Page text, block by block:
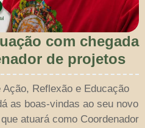
com chegada
de projetos
Reflexão e Educação
as boas-vindas ao seu novo
atuará como Coordenador